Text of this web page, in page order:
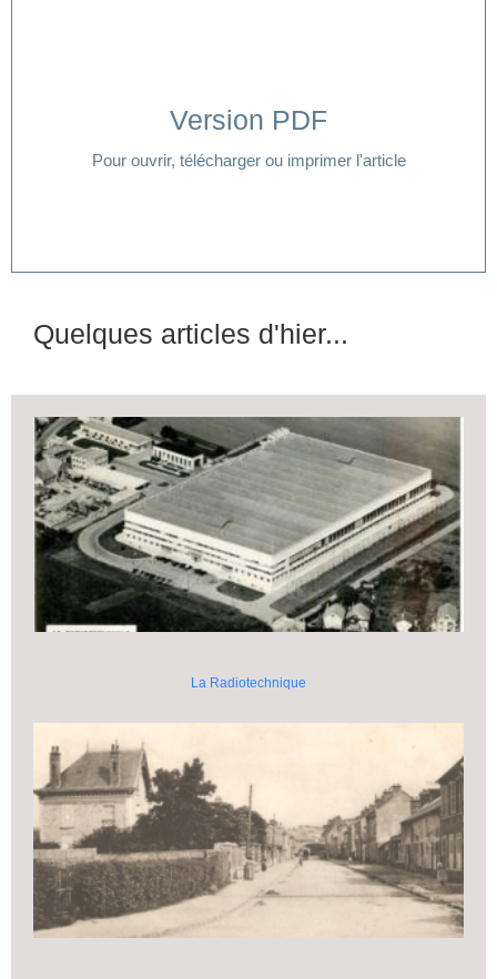
Version PDF
Pour ouvrir, télécharger ou imprimer l'article
Cliquer ici
Quelques articles d'hier...
La Radiotechnique